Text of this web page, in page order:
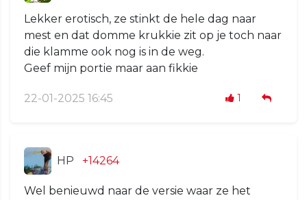
Lekker erotisch, ze stinkt de hele dag naar
mest en dat domme krukkie zit op je toch naar
die klamme ook nog is in de weg.
Geef mijn portie maar aan fikkie
22-01-2025 16:45 1
HP +14264
Wel benieuwd naar de versie waar ze het